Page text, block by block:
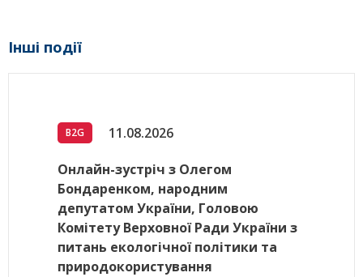
Інші події
B2G 11.08.2026
Онлайн-зустріч з Олегом
Бондаренком, народним
депутатом України, Головою
Комітету Верховної Ради України з
питань екологічної політики та
природокористування